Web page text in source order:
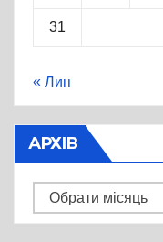
31
« Лип
АРХІВ
Архів